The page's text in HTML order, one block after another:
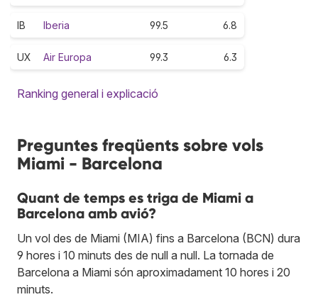
IB Iberia 99.5 6.8
UX Air Europa 99.3 6.3
Ranking general i explicació
Preguntes freqüents sobre vols
Miami - Barcelona
Quant de temps es triga de Miami a
Barcelona amb avió?
Un vol des de Miami (MIA) fins a Barcelona (BCN) dura
9 hores i 10 minuts des de null a null. La tornada de
Barcelona a Miami són aproximadament 10 hores i 20
minuts.